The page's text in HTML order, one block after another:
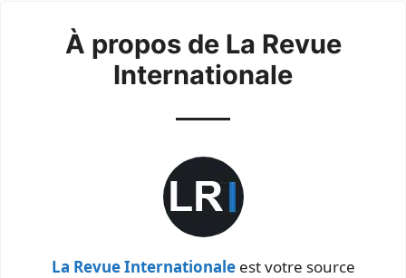
À propos de La Revue
Internationale
La Revue Internationaleest votre source